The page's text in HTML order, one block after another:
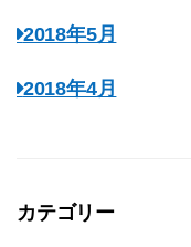
2018年5月
2018年4月
カテゴリー